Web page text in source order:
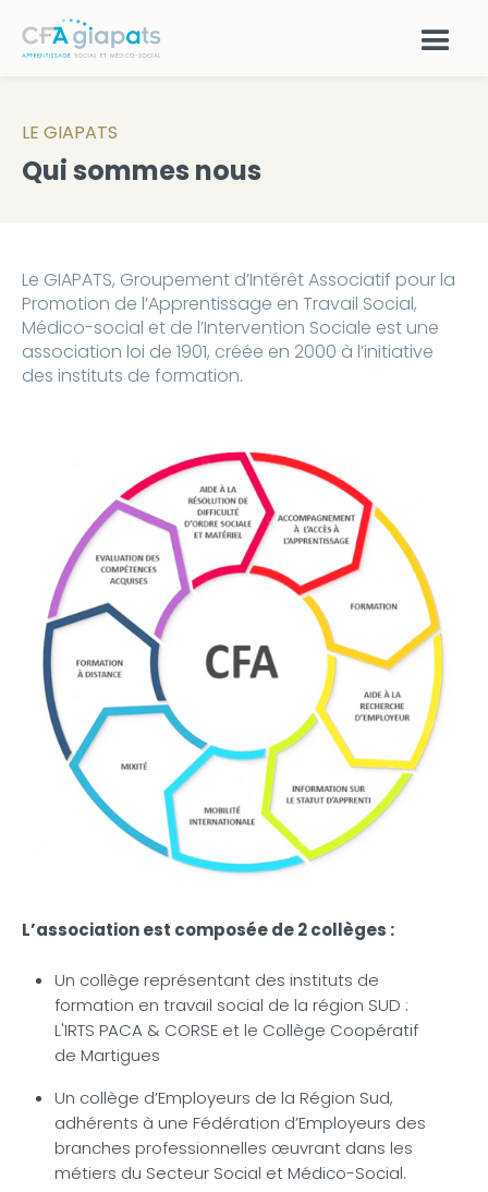
LE GIAPATS
Qui sommes nous
Le GIAPATS, Groupement d’Intérêt Associatif pour la
Promotion de l’Apprentissage en Travail Social,
Médico-social et de l’Intervention Sociale est une
association loi de 1901, créée en 2000 à l’initiative
des instituts de formation.
L’association est composée de 2 collèges :
Un collège représentant des instituts de
formation en travail social de la région SUD :
L'IRTS PACA & CORSE et le Collège Coopératif
de Martigues
Un collège d’Employeurs de la Région Sud,
adhérents à une Fédération d’Employeurs des
branches professionnelles œuvrant dans les
métiers du Secteur Social et Médico-Social.